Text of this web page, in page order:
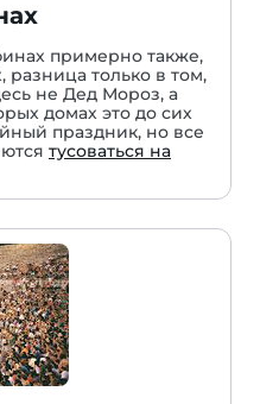
примерно также,
разница только в том,
не Дед Мороз, а
домах это до сих
праздник, но все
тусоваться на